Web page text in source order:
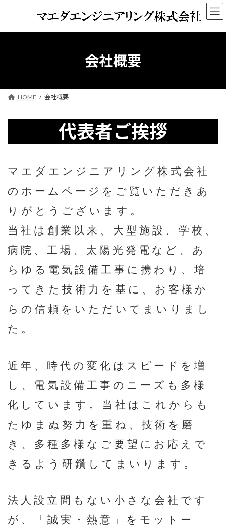
ン
ー
会社概要
HOME 会社概要
代表者ご挨拶
マエダエンジニアリング株式会社
のホームページをご覧いただきあ
りがとうございます。
当社は創業以来、⼤型施設、学校、
病院、⼯場、太陽光発電など、あ
らゆる電気設備⼯事に携わり、培
ってきた技術⼒を基に、お客様か
らの信頼をいただいてまいりまし
た。
近年、時代の変化はスピードを増
し、電気設備⼯事のニーズも多様
化しています。当社はこれからも
たゆまぬ努⼒を重ね、技術を磨
き、多種多様なご要望にお応えで
きるよう研鑽してまいります。
法⼈設⽴間もない⼩さな会社です
が、「誠実・熱意」をモットー